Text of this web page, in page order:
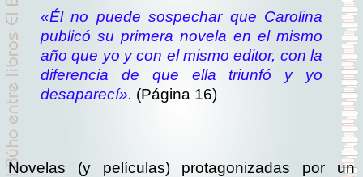
«Él no puede sospechar que Carolina
publicó su primera novela en el mismo
año que yo y con el mismo editor, con la
diferencia de que ella triunfó y yo
desaparecí». (Página 16)
Novelas (y películas) protagonizadas por un